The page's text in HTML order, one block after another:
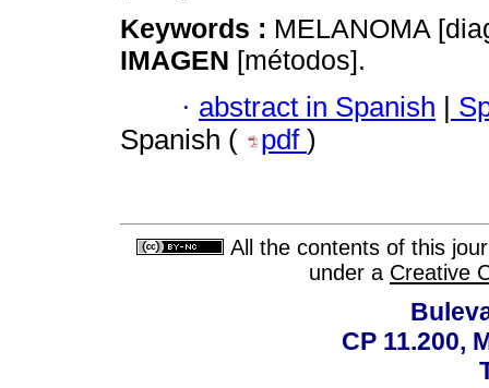
Keywords : MELANOMA
IMAGEN [métodos].
· abstract in Spanish |
Spanish (
pdf )
All the contents of this
under a Creative
CP 11.200,